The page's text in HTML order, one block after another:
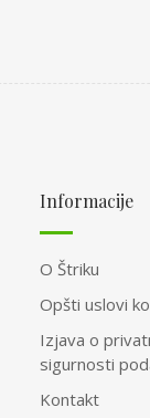
Informacije
O Štriku
Opšti uslovi
Izjava o
sigurnosti
Kontakt